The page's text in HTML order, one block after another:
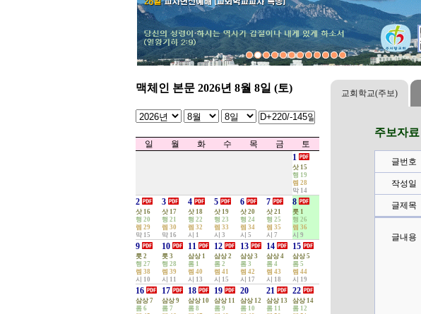
4
[홈스쿨링] 대구모임 - 연합기도회(0) 관리자
2023-
3
[아하브코업] 2024년 1학기 종강 ... 관리자
2024-
2
성경적부모표영어교실 정기 기도회(0) 관리자 2023-
1
성경적부모표 영어교실 수원지역 홈스쿨
(0)...
관리자 2023-
맥체인 본문 2026년 8월 8일 (토)
일 월 화 수 목 금
토
1
삿 15
행 19
렘 28
막 14
2
삿 16
행 20
렘 29
막 15
3
삿 17
행 21
렘 30
막 16
4
삿 18
행 22
렘 32
시 1
5
삿 19
행 23
렘 33
시 3
6
삿 20
행 24
렘 34
시 5
7
삿 21
행 25
렘 35
시 7
8
룻 1
행 26
렘 36
시 9
9
룻 2
행 27
렘 38
시 10
10
룻 3
행 28
렘 39
시 11
11
삼상 1
롬 1
렘 40
시 13
12
삼상 2
롬 2
렘 41
시 15
13
삼상 3
롬 3
렘 42
시 17
14
삼상 4
롬 4
렘 43
시 18
15
삼상 5
롬 5
렘 44
시 19
16
삼상 7
롬 6
17
삼상 9
롬 7
18
삼상 10
롬 8
19
삼상 11
롬 9
20
삼상 12
롬 10
21
삼상 13
롬 11
22
삼상 14
롬 12
교회학교(주보)
주보자료
글번호
작성일
글제목
글내용